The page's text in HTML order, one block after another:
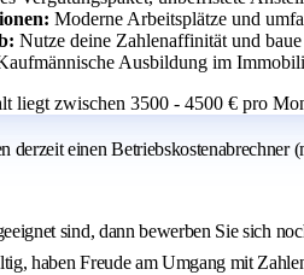
Moderne Arbeitsplätze und
Nutze deine Zahlenaffinität und
Ausbildung im
liegt zwischen 3500 - 4500 € pro
derzeit einen
sind, dann bewerben Sie sich
haben Freude am Umgang mit